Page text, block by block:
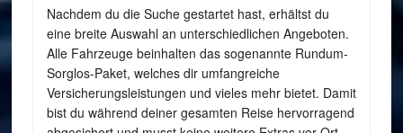
Nachdem du die Suche gestartet hast, erhältst du
eine breite Auswahl an unterschiedlichen Angeboten.
Alle Fahrzeuge beinhalten das sogenannte Rundum-
Sorglos-Paket, welches dir umfangreiche
Versicherungsleistungen und vieles mehr bietet. Damit
bist du während deiner gesamten Reise hervorragend